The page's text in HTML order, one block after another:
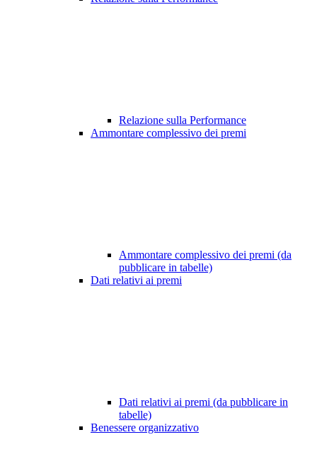
Relazione sulla Performance
Ammontare complessivo dei premi
Ammontare complessivo dei premi (da
pubblicare in tabelle)
Dati relativi ai premi
Dati relativi ai premi (da pubblicare in
tabelle)
Benessere organizzativo